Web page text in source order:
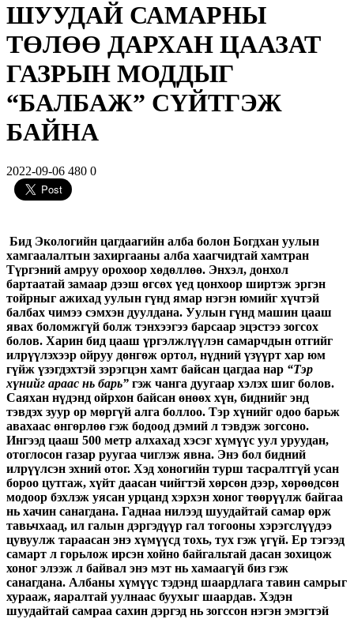
ШУУДАЙ САМАРНЫ
ТӨЛӨӨ ДАРХАН ЦААЗАТ
ГАЗРЫН МОДДЫГ
“БАЛБАЖ” СҮЙТГЭЖ
БАЙНА
2022-09-06 480 0
Бид Экологийн цагдаагийн алба болон Богдхан уулын
хамгаалалтын захиргааны алба хаагчидтай хамтран
Түргэний амруу орохоор хөдөллөө. Энхэл, донхол
бартаатай замаар дээш өгсөх үед цонхоор ширтэж эргэн
тойрныг ажихад уулын гүнд ямар нэгэн юмийг хүчтэй
балбах чимээ сэмхэн дуулдана. Уулын гүнд машин цааш
явах боломжгүй болж тэнхээгээ барсаар эцэстээ зогсох
болов. Харин бид цааш үргэлжлүүлэн самарчдын отгийг
илрүүлэхээр ойруу дөнгөж ортол, нүдний үзүүрт хар юм
гүйж үзэгдэхтэй зэрэгцэн хамт байсан цагдаа нар “Тэр
хүнийг араас нь барь” гэж чанга дуугаар хэлэх шиг болов.
Саяхан нүдэнд ойрхон байсан өнөөх хүн, биднийг энд
тэвдэх зуур ор мөргүй алга боллоо. Тэр хүнийг одоо барьж
авахаас өнгөрлөө гэж бодоод дэмий л тэвдэж зогсоно.
Ингээд цааш 500 метр алхахад хэсэг хүмүүс уул уруудан,
отоглосон газар руугаа чиглэж явна. Энэ бол бидний
илрүүлсэн эхний отог. Хэд хоногийн турш тасралтгүй усан
бороо цутгаж, хүйт даасан чийгтэй хөрсөн дээр, хөрөөдсөн
модоор бэхлэж уясан урцанд хэрхэн хоног төөрүүлж байгаа
нь хачин санагдана. Гаднаа нилээд шуудайтай самар өрж
тавьчхаад, ил галын дэргэдүүр гал тогооны хэрэгслүүдээ
цувуулж тараасан энэ хүмүүсд тохь, тух гэж үгүй. Ер тэгээд
самарт л горьлож ирсэн хойно байгальтай дасан зохицож
хоног элээж л байвал энэ мэт нь хамаагүй биз гэж
санагдана. Албаны хүмүүс тэдэнд шаардлага тавин самрыг
хурааж, яаралтай уулнаас буухыг шаардав. Хэдэн
шуудайтай самраа сахин дэргэд нь зогссон нэгэн эмэгтэй